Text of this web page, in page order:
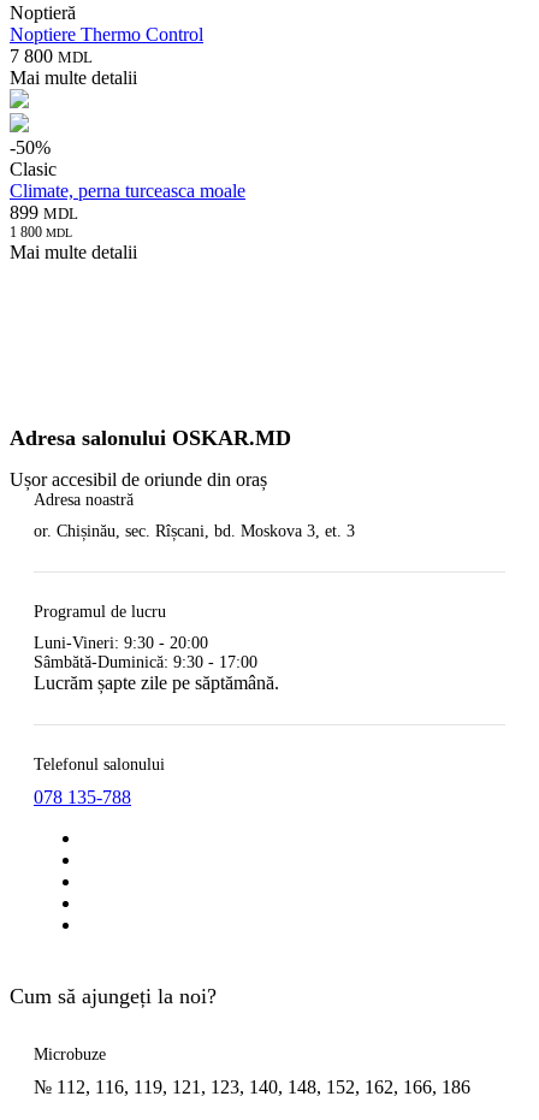
Noptieră
Noptiere Thermo Control
7 800 MDL
Mai multe detalii
-50%
Clasic
Climate, perna turceasca moale
899 MDL
1 800 MDL
Mai multe detalii
Adresa salonului OSKAR.MD
Ușor accesibil de oriunde din oraș
Adresa noastră
or. Chișinău, sec. Rîșcani, bd. Moskova 3, et. 3
Programul de lucru
Luni-Vineri: 9:30 - 20:00
Sâmbătă-Duminică: 9:30 - 17:00
Lucrăm șapte zile pe săptămână.
Telefonul salonului
078 135-788
Cum să ajungeți la noi?
Microbuze
№ 112, 116, 119, 121, 123, 140, 148, 152, 162, 166, 186